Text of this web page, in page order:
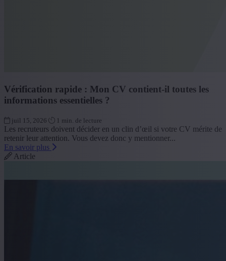
Vérification rapide : Mon CV contient-il toutes les
informations essentielles ?
juil 15, 2026 1 min. de lecture
Les recruteurs doivent décider en un clin d’œil si votre CV mérite de
retenir leur attention. Vous devez donc y mentionner...
En savoir plus
Article